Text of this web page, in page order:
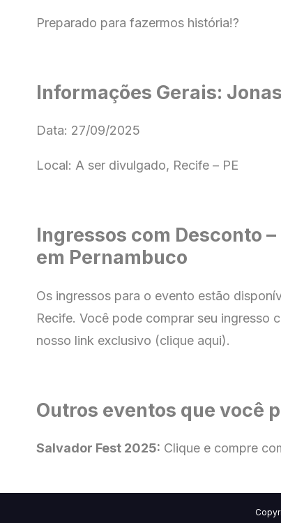
Preparado para fazermos história!?
Informações Gerais:
Data: 27/09/2025
Local: A ser divulgado, Recife – PE
Ingressos com Desconto
em Pernambuco
Os ingressos para o evento estão
Recife. Você pode comprar seu ingresso
nosso link exclusivo (clique aqui).
Outros eventos que você
Salvador Fest 2025: Clique e compre